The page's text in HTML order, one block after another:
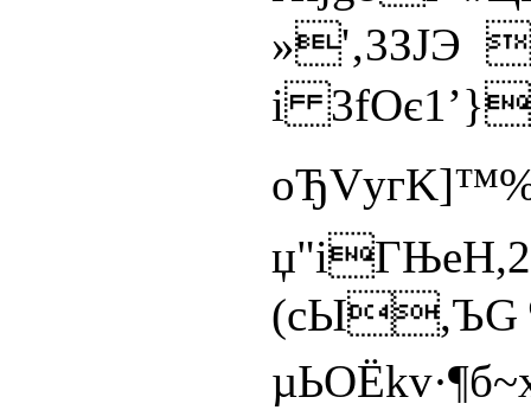
»'‚3ЗJЭ
і